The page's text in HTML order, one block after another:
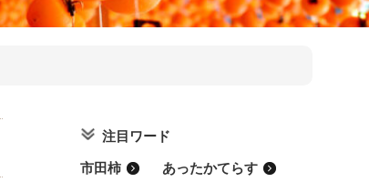
注目ワード
市田柿
あったかてらす